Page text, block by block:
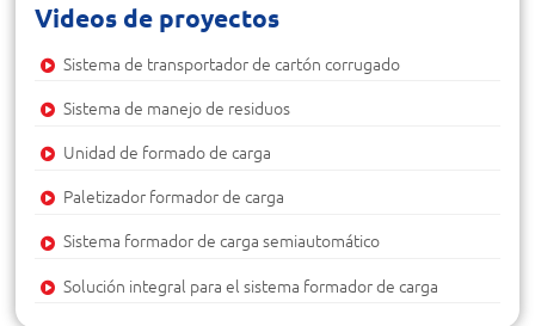
Videos de proyectos
Sistema de transportador de cartón corrugado
Sistema de manejo de residuos
Unidad de formado de carga
Paletizador formador de carga
Sistema formador de carga semiautomático
Solución integral para el sistema formador de carga